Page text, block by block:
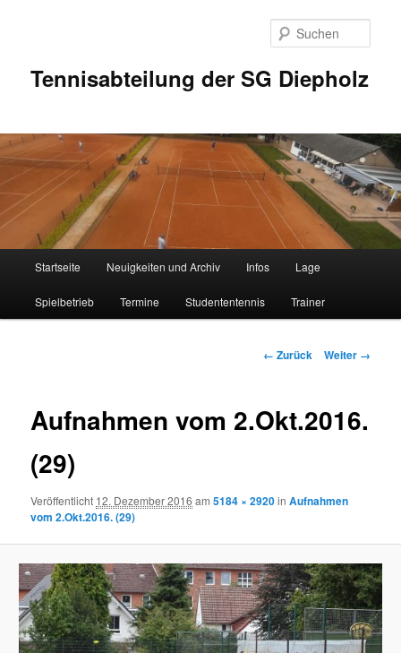
Tennisabteilung der SG Diepholz
Startseite Neuigkeiten und Archiv Infos Lage
Spielbetrieb Termine Studententennis Trainer
Bilder-
← Zurück Weiter →
Aufnahmen vom 2.Okt.2016.
(29)
Veröffentlicht 12. Dezember 2016 am5184 × 2920inAufnahmen
vom 2.Okt.2016. (29)